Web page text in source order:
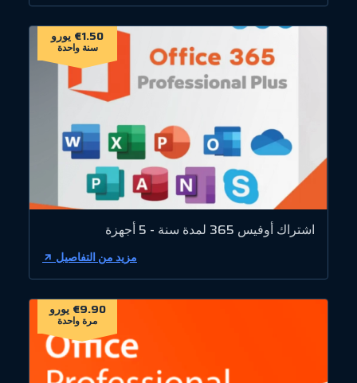
€1.50 يورو
سنة واحدة
اشتراك أوفيس 365 لمدة سنة - 5 أجهزة
مزيد من التفاصيل
€9.90 يورو
مرة واحدة